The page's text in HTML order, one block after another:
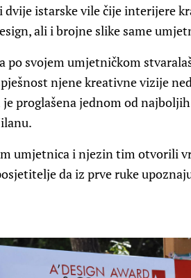
dvije istarske vile čije interijere
ali i brojne slike same
po svojem umjetničkom
njene kreativne vizije
je proglašena jednom od
umjetnica i njezin tim otvorili
da iz prve ruke